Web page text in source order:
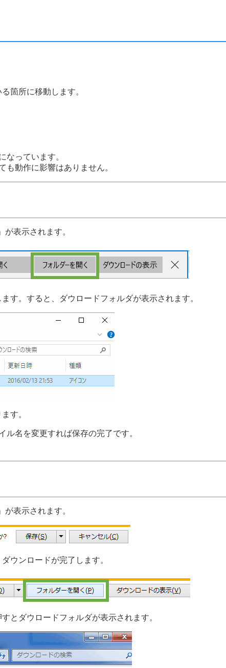
箇所に移動します。
なっています。
動作に影響はありません。
表示されます。
す。すると、ダウロードフォルダが表示されます。
す。
名を変更すれば保存の完了です。
表示されます。
ウンロードが完了します。
とダウロードフォルダが表示されます。